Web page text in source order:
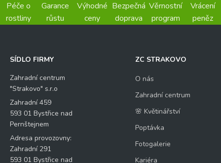
Péče o
rostliny
Garance
růstu
Výhodné
ceny
Bezpečná
doprava
Věrnostní
program
Vrácení
peněz
SÍDLO FIRMY
Zahradní centrum
"Strakovo" s.r.o
Zahradní 459
593 01 Bystřice nad
Pernštejnem
Adresa provozovny:
Zahradní 291
593 01 Bystřice nad
ZC STRAKOVO
O nás
Zahradní centrum
🌸 Květinářství
Poptávka
Fotogalerie
Kariéra